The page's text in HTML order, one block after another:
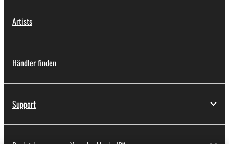
Artists
Händler finden
Support
Registrierung von „Yamaha Music ID“